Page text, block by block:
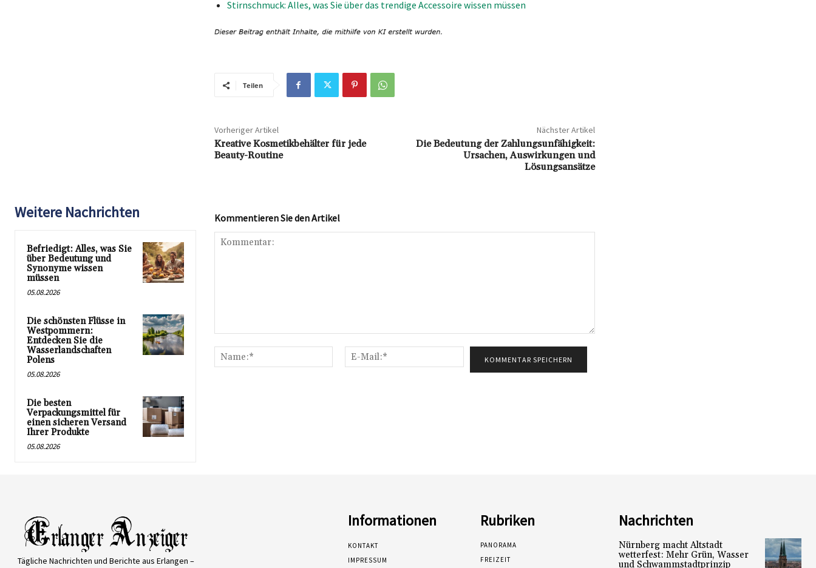
Stirnschmuck: Alles, was Sie über das trendige Accessoire wissen müssen
Teilen
Vorheriger Artikel
Kreative Kosmetikbehälter für jede
Beauty-Routine
Nächster Artikel
Die Bedeutung der Zahlungsunfähigkeit:
Ursachen, Auswirkungen und
Lösungsansätze
Weitere Nachrichten
Befriedigt: Alles, was Sie
über Bedeutung und
Synonyme wissen
müssen
05.08.2026
Die schönsten Flüsse in
Westpommern:
Entdecken Sie die
Wasserlandschaften
Polens
05.08.2026
Die besten
Verpackungsmittel für
einen sicheren Versand
Ihrer Produkte
05.08.2026
Kommentieren Sie den Artikel
Name:*
Mail:*
Tägliche Nachrichten und Berichte aus Erlangen –
Informationen
KONTAKT
IMPRESSUM
Rubriken
PANORAMA
FREIZEIT
Nachrichten
Nürnberg macht Altstadt
wetterfest: Mehr Grün, Wasser
und Schwammstadtprinzip